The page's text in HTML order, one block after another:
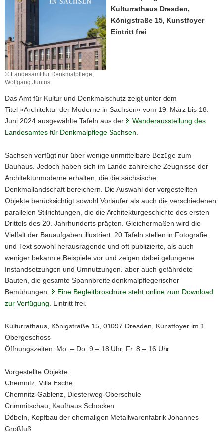
g
a
t
i
n
© Landesamt für Denkmalpflege,
Wolfgang Junius
Kulturrathaus Dresden,
Königstraße 15, Kunstfoyer
Eintritt frei
Das Amt für Kultur und Denkmalschutz zeigt unter dem
Titel »Architektur der Moderne in Sachsen« vom 19. März bis 18.
Juni 2024 ausgewählte Tafeln aus der
Wanderausstellung des
Landesamtes für Denkmalpflege Sachsen
Sachsen verfügt nur über wenige unmittelbare Bezüge zum
Bauhaus. Jedoch haben sich im Lande zahlreiche Zeugnisse der
Architekturmoderne erhalten, die die sächsische
Denkmallandschaft bereichern. Die Auswahl der vorgestellten
Objekte berücksichtigt sowohl Vorläufer als auch die verschiedenen
parallelen Stilrichtungen, die die Architekturgeschichte des ersten
Drittels des 20. Jahrhunderts prägten. Gleichermaßen wird die
Vielfalt der Bauaufgaben illustriert. 20 Tafeln stellen in Fotografie
und Text sowohl herausragende und oft publizierte, als auch
weniger bekannte Beispiele vor und zeigen dabei gelungene
Instandsetzungen und Umnutzungen, aber auch gefährdete
Bauten, die gesamte Spannbreite denkmalpflegerischer
Bemühungen.
Eine Begleitbroschüre steht online zum Download
zur Verfügung.
Eintritt frei.
Kulturrathaus, Königstraße 15, 01097 Dresden, Kunstfoyer im 1.
Obergeschoss
Öffnungszeiten: Mo. – Do. 9 – 18 Uhr, Fr. 8 – 16 Uhr
Vorgestellte Objekte:
Chemnitz, Villa Esche
Chemnitz-Gablenz, Diesterweg-Oberschule
Crimmitschau, Kaufhaus Schocken
Döbeln, Kopfbau der ehemaligen Metallwarenfabrik Johannes
Großfuß